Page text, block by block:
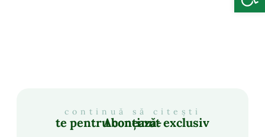
continuă să citești
Abonează-te pentru conținut exclusiv